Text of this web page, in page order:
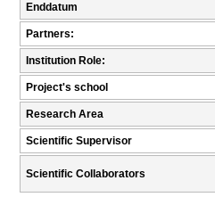
Enddatum
Partners:
Institution Role:
Project's school
Research Area
Scientific Supervisor
Scientific Collaborators